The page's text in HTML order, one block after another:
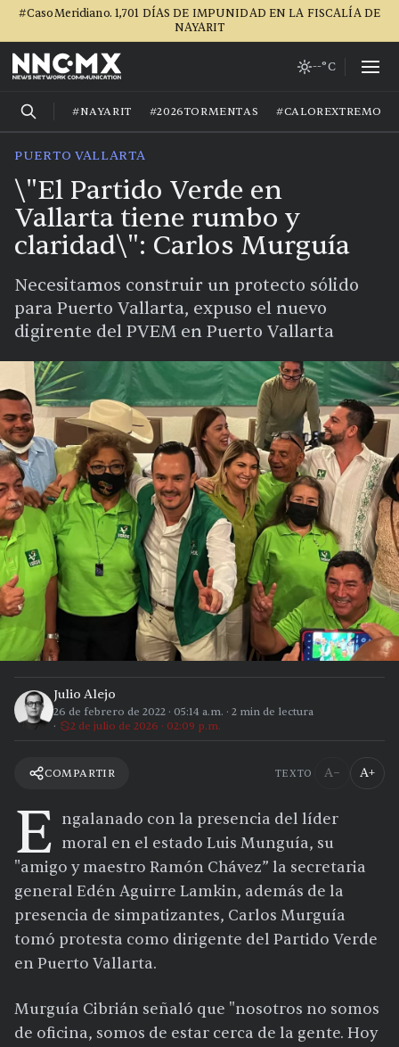
#CasoMeridiano. 1,701 DÍAS DE IMPUNIDAD EN LA FISCALÍA DE
NAYARIT
--°C
#NAYARIT #2026TORMENTAS #CALOREXTREMO
PUERTO VALLARTA
\"El Partido Verde en
Vallarta tiene rumbo y
claridad\": Carlos Murguía
Necesitamos construir un protecto sólido
para Puerto Vallarta, expuso el nuevo
digirente del PVEM en Puerto Vallarta
Julio Alejo
26 de febrero de 2022 · 05:14 a.m. · 2 min de lectura
2 de julio de 2026 · 02:09 p.m.
COMPARTIR TEXTO A− A+
E ngalanado con la presencia del líder
moral en el estado Luis Munguía, su
"amigo y maestro Ramón Chávez” la secretaria
general Edén Aguirre Lamkin, además de la
presencia de simpatizantes, Carlos Murguía
tomó protesta como dirigente del Partido Verde
en Puerto Vallarta.
Murguía Cibrián señaló que "nosotros no somos
de oficina, somos de estar cerca de la gente. Hoy